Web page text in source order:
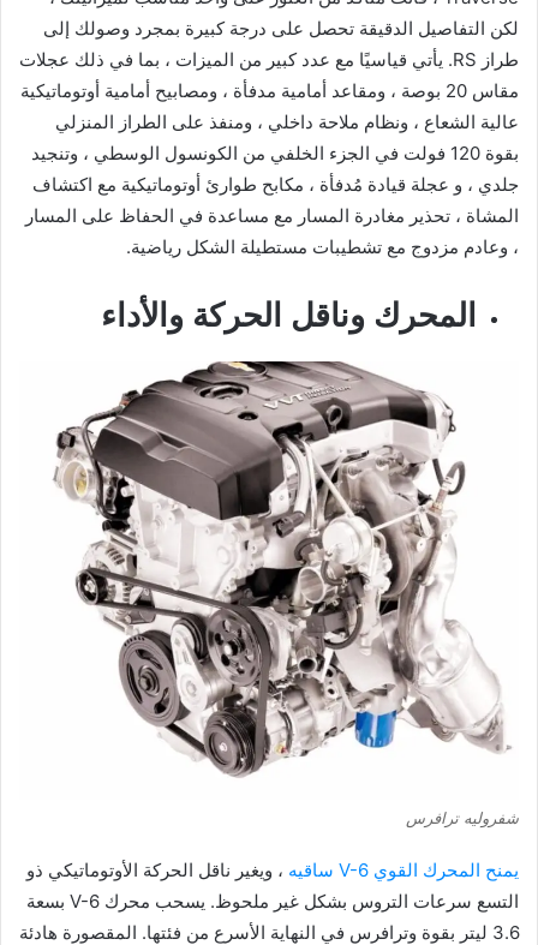
لكن التفاصيل الدقيقة تحصل على درجة كبيرة بمجرد وصولك إلى
طراز RS. يأتي قياسيًا مع عدد كبير من الميزات ، بما في ذلك عجلات
مقاس 20 بوصة ، ومقاعد أمامية مدفأة ، ومصابيح أمامية أوتوماتيكية
عالية الشعاع ، ونظام ملاحة داخلي ، ومنفذ على الطراز المنزلي
بقوة 120 فولت في الجزء الخلفي من الكونسول الوسطي ، وتنجيد
جلدي ، و عجلة قيادة مُدفأة ، مكابح طوارئ أوتوماتيكية مع اكتشاف
المشاة ، تحذير مغادرة المسار مع مساعدة في الحفاظ على المسار
، وعادم مزدوج مع تشطيبات مستطيلة الشكل رياضية.
المحرك وناقل الحركة والأداء
شفروليه ترافرس
يمنح المحرك القوي V-6 ساقيه
، ويغير ناقل الحركة الأوتوماتيكي ذو
التسع سرعات التروس بشكل غير ملحوظ. يسحب محرك V-6 بسعة
3.6 ليتر بقوة وترافرس في النهاية الأسرع من فئتها. المقصورة هادئة